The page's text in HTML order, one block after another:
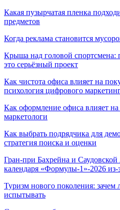
Какая пузырчатая пленка
предметов
Когда реклама становится
Крыша над головой
это серьёзный проект
Как чистота офиса влияет на
психология цифрового
Как оформление офиса влияет
маркетологи
Как выбрать подрядчика для
стратегия поиска и оценки
Гран-при Бахрейна и
календаря «Формулы-1»-2026
Туризм нового поколения: зачем
испытывать